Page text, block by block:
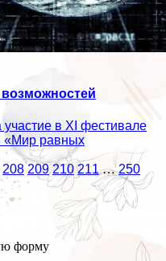
в XI фестивале
«Мир равных
208 209 210 211 … 250
форму